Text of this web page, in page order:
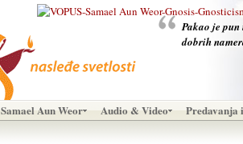
Pakao je
dobrih
Samael Aun Weor Audio & Video Predavanja